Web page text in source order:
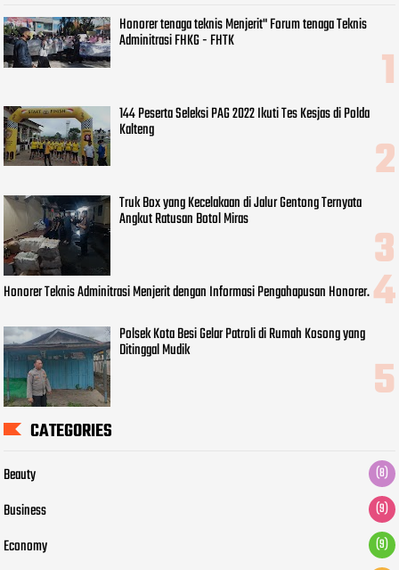
Honorer tenaga teknis Menjerit" Forum tenaga Teknis
Adminitrasi FHKG - FHTK
144 Peserta Seleksi PAG 2022 Ikuti Tes Kesjas di Polda
Kalteng
Truk Box yang Kecelakaan di Jalur Gentong Ternyata
Angkut Ratusan Botol Miras
Honorer Teknis Adminitrasi Menjerit dengan Informasi Pengahapusan Honorer.
Polsek Kota Besi Gelar Patroli di Rumah Kosong yang
Ditinggal Mudik
CATEGORIES
Beauty (8)
Business (9)
Economy (9)